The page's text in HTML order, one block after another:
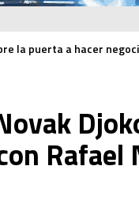
la puerta a hacer
Rafael